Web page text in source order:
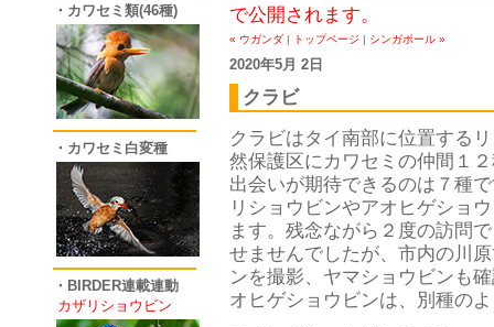
・カワセミ類(46種)
・カワセミ白変種
・BIRDER連載連動
カザリショウビン
で公開されます。
« ウガンダ| トップページ | シンガポール »
2020年5月 2日
クラビ
クラビはタイ南部に位置する
然保護区にカワセミの仲間１
出会いが期待できるのは７種
リショウビンやアオヒゲショ
ます。残念ながら２度の訪問
せませんでしたが、市内の川
ンを撮影、ヤマショウビンも
オヒゲショウビンは、別種の